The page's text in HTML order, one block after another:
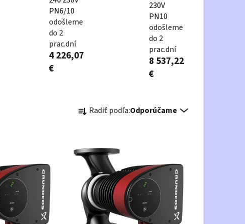
PN6/10
odošleme
do 2
prac.dní
4 226,07
€
230V
PN10
odošleme
do 2
prac.dní
8 537,22
€
a
n
e
p
r
Radiť podľa:Odporúčame